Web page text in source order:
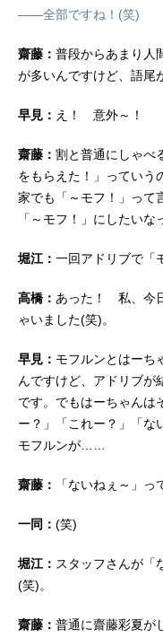
――全部ですね！(笑)
齋藤： 普段からあまり人
が多いんですけど、語尾
早見： え！ 意外～！
齋藤： 割と普通にしゃべ
をもらえた！」っていう
家でも「～モフ！」って
「～モフ！」にしたいな
堀江： 一回アドリブで「
高橋： あった！ 私、今
ゃいました(笑)。
早見： モフルンとはーち
んですけど、アドリブが
です。でもはーちゃんは
ー？」「これー？」「な
モフルンが……
齋藤： 「ないねぇ～」っ
一同： (笑)
堀江： スタッフさんが「
(笑)。
齋藤： 普通に齋藤彩夏が